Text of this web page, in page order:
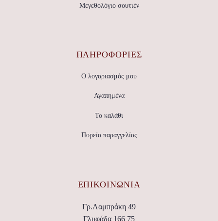
Μεγεθολόγιο σουτιέν
ΠΛΗΡΟΦΟΡΙΕΣ
Ο λογαριασμός μου
Αγαπημένα
Το καλάθι
Πορεία παραγγελίας
ΕΠΙΚΟΙΝΩΝΊΑ
Γρ.Λαμπράκη 49
Γλυφάδα 166 75